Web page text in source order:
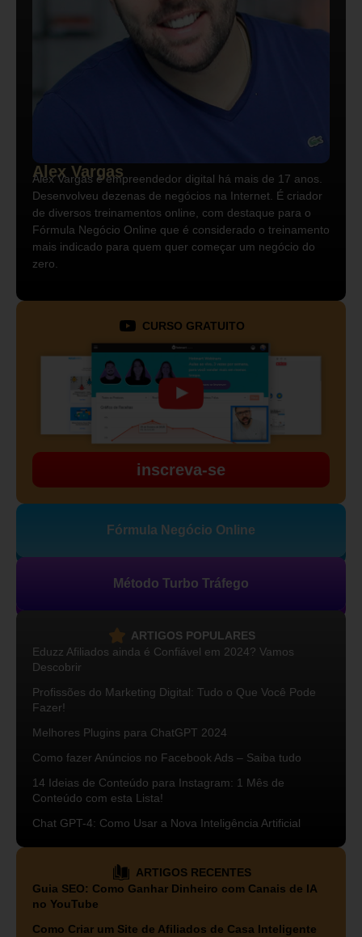
Alex Vargas
Alex Vargas é empreendedor digital há mais de 17 anos.
Desenvolveu dezenas de negócios na Internet. É criador
de diversos treinamentos online, com destaque para o
Fórmula Negócio Online que é considerado o treinamento
mais indicado para quem quer começar um negócio do
zero.
CURSO GRATUITO
inscreva-se
Fórmula Negócio Online
Método Turbo Tráfego
ARTIGOS POPULARES
Eduzz Afiliados ainda é Confiável em 2024? Vamos
Descobrir
Profissões do Marketing Digital: Tudo o Que Você Pode
Fazer!
Melhores Plugins para ChatGPT 2024
Como fazer Anúncios no Facebook Ads – Saiba tudo
14 Ideias de Conteúdo para Instagram: 1 Mês de
Conteúdo com esta Lista!
Chat GPT-4: Como Usar a Nova Inteligência Artificial
ARTIGOS RECENTES
Guia SEO: Como Ganhar Dinheiro com Canais de IA
no YouTube
Como Criar um Site de Afiliados de Casa Inteligente